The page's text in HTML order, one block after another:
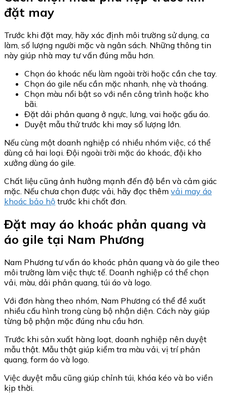
đặt may
Trước khi đặt may, hãy xác định môi trường sử dụng, ca
làm, số lượng người mặc và ngân sách. Những thông tin
này giúp nhà may tư vấn đúng mẫu hơn.
Chọn áo khoác nếu làm ngoài trời hoặc cần che tay.
Chọn áo gile nếu cần mặc nhanh, nhẹ và thoáng.
Chọn màu nổi bật so với nền công trình hoặc kho
bãi.
Đặt dải phản quang ở ngực, lưng, vai hoặc gấu áo.
Duyệt mẫu thử trước khi may số lượng lớn.
Nếu cùng một doanh nghiệp có nhiều nhóm việc, có thể
dùng cả hai loại. Đội ngoài trời mặc áo khoác, đội kho
xưởng dùng áo gile.
Chất liệu cũng ảnh hưởng mạnh đến độ bền và cảm giác
mặc. Nếu chưa chọn được vải, hãy đọc thêm vải may áo
khoác bảo hộ trước khi chốt đơn.
Đặt may áo khoác phản quang và
áo gile tại Nam Phương
Nam Phương tư vấn áo khoác phản quang và áo gile theo
môi trường làm việc thực tế. Doanh nghiệp có thể chọn
vải, màu, dải phản quang, túi áo và logo.
Với đơn hàng theo nhóm, Nam Phương có thể đề xuất
nhiều cấu hình trong cùng bộ nhận diện. Cách này giúp
từng bộ phận mặc đúng nhu cầu hơn.
Trước khi sản xuất hàng loạt, doanh nghiệp nên duyệt
mẫu thật. Mẫu thật giúp kiểm tra màu vải, vị trí phản
quang, form áo và logo.
Việc duyệt mẫu cũng giúp chỉnh túi, khóa kéo và bo viền
kịp thời.